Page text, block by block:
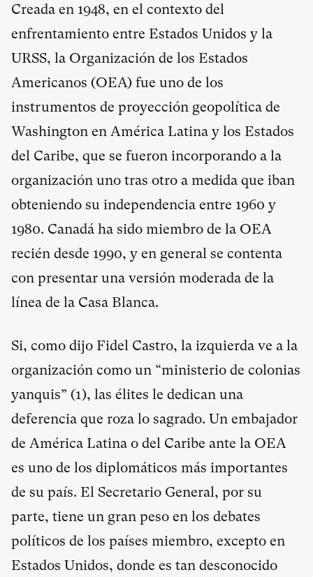
Creada en 1948, en el contexto del
enfrentamiento entre Estados Unidos y la
URSS, la Organización de los Estados
Americanos (OEA) fue uno de los
instrumentos de proyección geopolítica de
Washington en América Latina y los Estados
del Caribe, que se fueron incorporando a la
organización uno tras otro a medida que iban
obteniendo su independencia entre 1960 y
1980. Canadá ha sido miembro de la OEA
recién desde 1990, y en general se contenta
con presentar una versión moderada de la
línea de la Casa Blanca.
Si, como dijo Fidel Castro, la izquierda ve a la
organización como un “ministerio de colonias
yanquis” (1), las élites le dedican una
deferencia que roza lo sagrado. Un embajador
de América Latina o del Caribe ante la OEA
es uno de los diplomáticos más importantes
de su país. El Secretario General, por su
parte, tiene un gran peso en los debates
políticos de los países miembro, excepto en
Estados Unidos, donde es tan desconocido